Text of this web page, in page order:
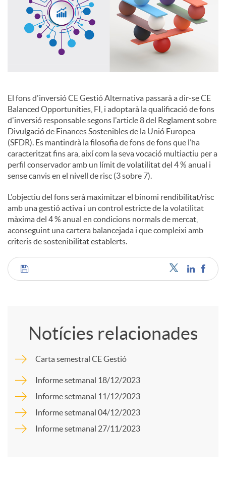
n
t
i
n
g
u
s
El fons d'inversió CE Gestió Alternativa passarà a dir-se CE
Balanced Opportunities, FI, i adoptarà la qualificació de fons
d'inversió responsable segons l'article 8 del Reglament sobre
Divulgació de Finances Sostenibles de la Unió Europea
(SFDR). Es mantindrà la filosofia de fons de fons que l’ha
caracteritzat fins ara, així com la seva vocació multiactiu per a
perfil conservador amb un límit de volatilitat del 4 % anual i
sense canvis en el nivell de risc (3 sobre 7).
L'objectiu del fons serà maximitzar el binomi rendibilitat/risc
amb una gestió activa i un control estricte de la volatilitat
màxima del 4 % anual en condicions normals de mercat,
aconseguint una cartera balancejada i que compleixi amb
criteris de sostenibilitat establerts.
C
p
a
Notícies relacionades
Carta semestral CE Gestió
Informe setmanal 18/12/2023
Informe setmanal 11/12/2023
Informe setmanal 04/12/2023
Informe setmanal 27/11/2023